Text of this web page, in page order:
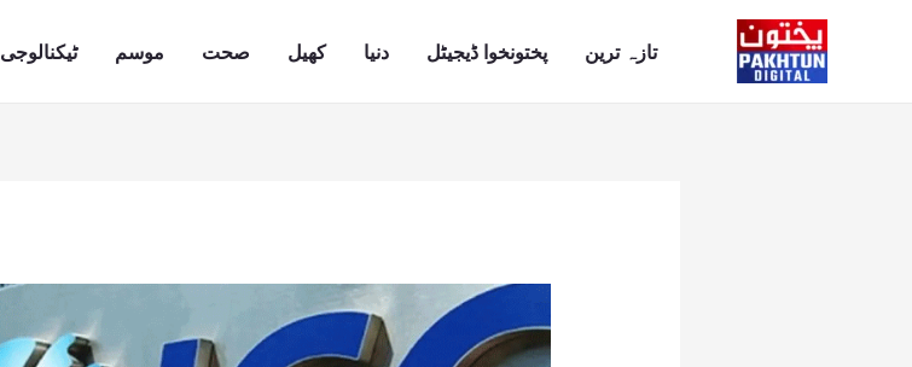
تازہ ترین پختونخوا ڈیجیٹل دنیا کھیل صحت موسم ٹیکنالوجی